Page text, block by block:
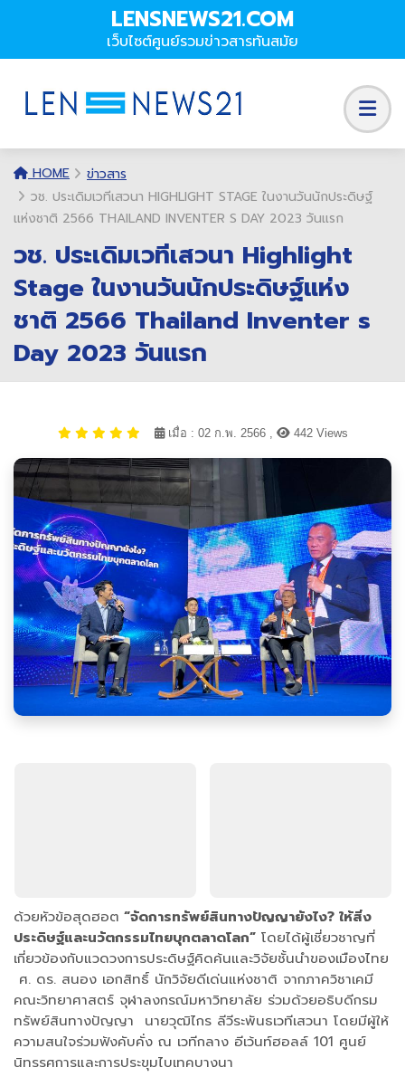
LENSNEWS21.COM
เว็บไซต์ศูนย์รวมข่าวสารทันสมัย
HOME
ข่าวสาร
วช. ประเดิมเวทีเสวนา HIGHLIGHT STAGE ในงานวันนักประดิษฐ์
แห่งชาติ 2566 THAILAND INVENTER S DAY 2023 วันแรก
วช. ประเดิมเวทีเสวนา Highlight
Stage ในงานวันนักประดิษฐ์แห่ง
ชาติ 2566 Thailand Inventer s
Day 2023 วันแรก
เมื่อ : 02 ก.พ. 2566 , 442 Views
ด้วยหัวข้อสุดฮอต “จัดการทรัพย์สินทางปัญญายังไง? ให้สิ่ง
ประดิษฐ์และนวัตกรรมไทยบุกตลาดโลก” โดยได้ผู้เชี่ยวชาญที่
เกี่ยวข้องกับแวดวงการประดิษฐ์คิดค้นและวิจัยชั้นนำของเมืองไทย
ศ. ดร. สนอง เอกสิทธิ์ นักวิจัยดีเด่นแห่งชาติ จากภาควิชาเคมี
คณะวิทยาศาสตร์ จุฬาลงกรณ์มหาวิทยาลัย ร่วมด้วยอธิบดีกรม
ทรัพย์สินทางปัญญา นายวุฒิไกร ลีวีระพันธเวทีเสวนา โดยมีผู้ให้
ความสนใจร่วมฟังคับคั่ง ณ เวทีกลาง อีเว้นท์ฮอลล์ 101 ศูนย์
นิทรรศการและการประขุมไบเทคบางนา